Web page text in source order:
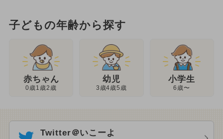
子どもの年齢から探す
赤ちゃん
0歳1歳2歳
幼児
3歳4歳5歳
小学生
6歳〜
Twitter＠いこーよ